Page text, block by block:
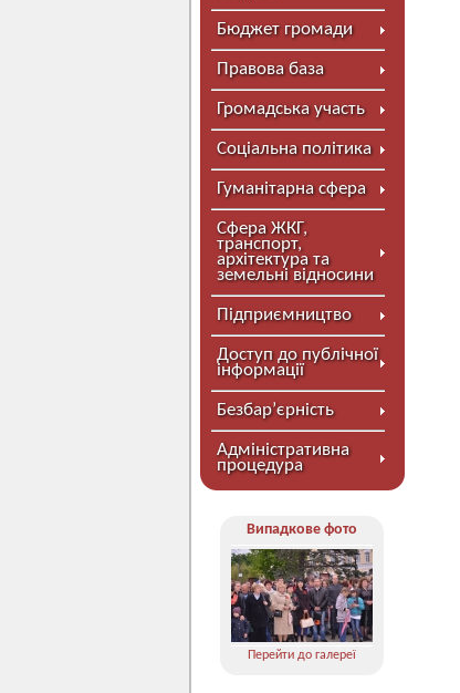
Бюджет громади
Правова база
Громадська участь
Соціальна політика
Гуманітарна сфера
Сфера ЖКГ,
транспорт,
архітектура та
земельні відносини
Підприємництво
Доступ до публічної
інформації
Безбар’єрність
Адміністративна
процедура
Випадкове фото
Перейти до галереї